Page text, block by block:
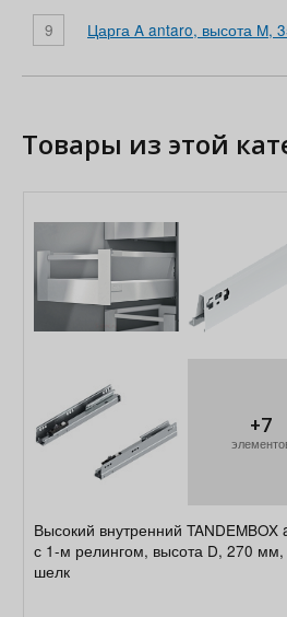
9 Царга A antaro, высота M,
Товары из этой
+7
Высокий внутренний TANDEMBOX
с 1-м релингом, высота D, 270
шелк